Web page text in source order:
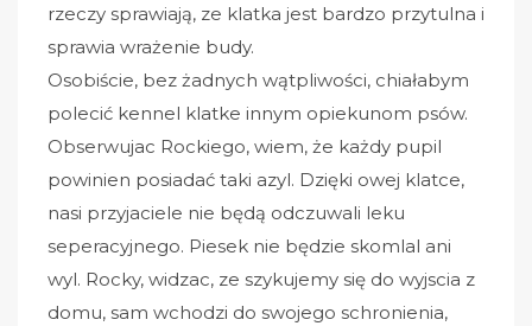
rzeczy sprawiają, ze klatka jest bardzo przytulna i
sprawia wrażenie budy.
Osobiście, bez żadnych wątpliwości, chiałabym
polecić kennel klatke innym opiekunom psów.
Obserwujac Rockiego, wiem, że każdy pupil
powinien posiadać taki azyl. Dzięki owej klatce,
nasi przyjaciele nie będą odczuwali leku
seperacyjnego. Piesek nie będzie skomlal ani
wyl. Rocky, widzac, ze szykujemy się do wyjscia z
domu, sam wchodzi do swojego schronienia,